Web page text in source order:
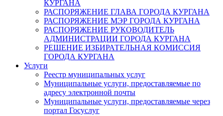
КУРГАНА
РАСПОРЯЖЕНИЕ ГЛАВА ГОРОДА КУРГАНА
РАСПОРЯЖЕНИЕ МЭР ГОРОДА КУРГАНА
РАСПОРЯЖЕНИЕ РУКОВОДИТЕЛЬ
АДМИНИСТРАЦИИ ГОРОДА КУРГАНА
РЕШЕНИЕ ИЗБИРАТЕЛЬНАЯ КОМИССИЯ
ГОРОДА КУРГАНА
Услуги
Реестр муниципальных услуг
Муниципальные услуги, предоставляемые по
адресу электронной почты
Муниципальные услуги, предоставляемые через
портал Госуслуг